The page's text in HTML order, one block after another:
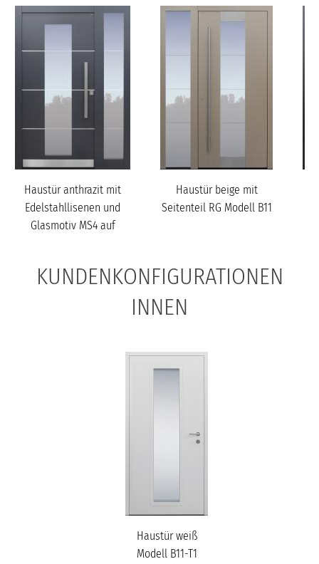
Haustür anthrazit mit
Edelstahllisenen und
Glasmotiv MS4 auf
Haustür beige mit
Seitenteil RG Modell B11
KUNDENKONFIGURATIONEN
INNEN
Haustür weiß
Modell B11-T1